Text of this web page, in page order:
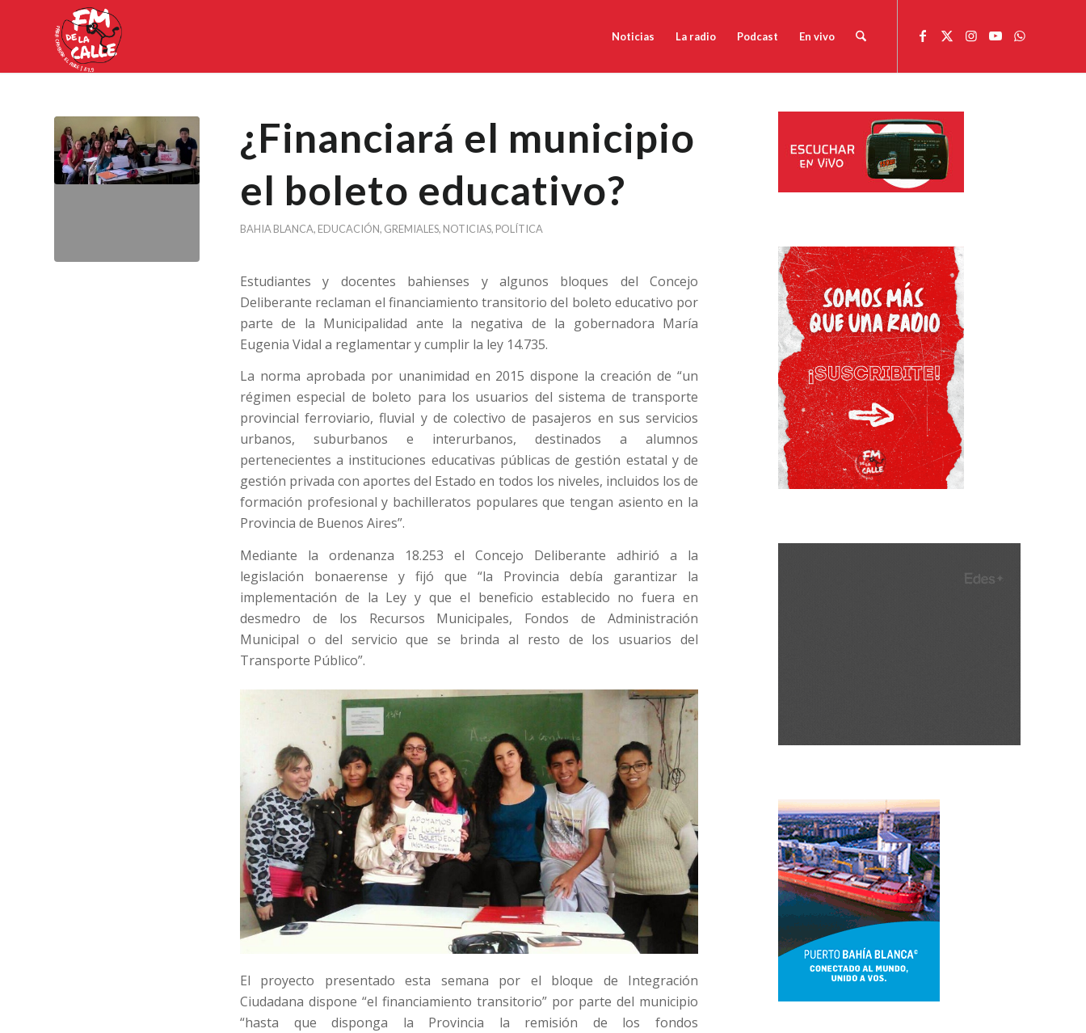
Noticias La radio Podcast En vivo
¿Financiará el municipio
el boleto educativo?
BAHIA BLANCA, EDUCACIÓN, GREMIALES, NOTICIAS, POLÍTICA
Estudiantes y docentes bahienses y algunos bloques del Concejo
Deliberante reclaman el financiamiento transitorio del boleto educativo por
parte de la Municipalidad ante la negativa de la gobernadora María
Eugenia Vidal a reglamentar y cumplir la ley 14.735.
La norma aprobada por unanimidad en 2015 dispone la creación de “un
régimen especial de boleto para los usuarios del sistema de transporte
provincial ferroviario, fluvial y de colectivo de pasajeros en sus servicios
urbanos, suburbanos e interurbanos, destinados a alumnos
pertenecientes a instituciones educativas públicas de gestión estatal y de
gestión privada con aportes del Estado en todos los niveles, incluidos los de
formación profesional y bachilleratos populares que tengan asiento en la
Provincia de Buenos Aires”.
Mediante la ordenanza 18.253 el Concejo Deliberante adhirió a la
legislación bonaerense y fijó que “la Provincia debía garantizar la
implementación de la Ley y que el beneficio establecido no fuera en
desmedro de los Recursos Municipales, Fondos de Administración
Municipal o del servicio que se brinda al resto de los usuarios del
Transporte Público”.
El proyecto presentado esta semana por el bloque de Integración
Ciudadana dispone “el financiamiento transitorio” por parte del municipio
“hasta que disponga la Provincia la remisión de los fondos